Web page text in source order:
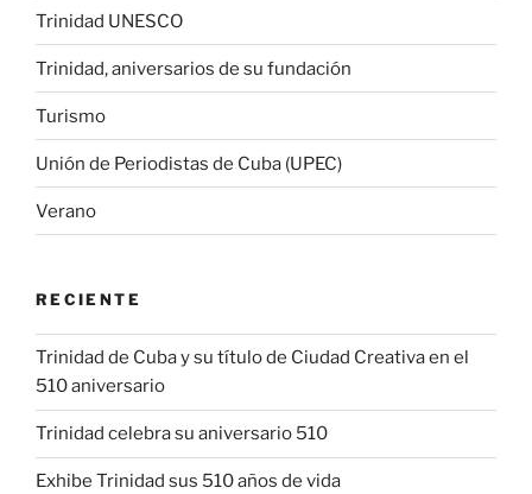
Trinidad UNESCO
Trinidad, aniversarios de su fundación
Turismo
Unión de Periodistas de Cuba (UPEC)
Verano
RECIENTE
Trinidad de Cuba y su título de Ciudad Creativa en el
510 aniversario
Trinidad celebra su aniversario 510
Exhibe Trinidad sus 510 años de vida